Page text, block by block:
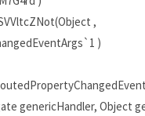
,
)
genericHandler, Object